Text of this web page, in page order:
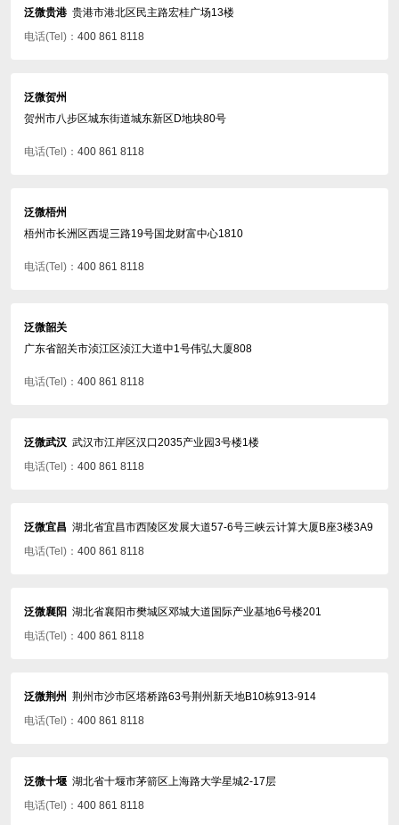
泛微贵港 贵港市港北区民主路宏桂广场13楼
电话(Tel)： 400 861 8118
泛微贺州
贺州市八步区城东街道城东新区D地块80号
电话(Tel)： 400 861 8118
泛微梧州
梧州市长洲区西堤三路19号国龙财富中心1810
电话(Tel)： 400 861 8118
泛微韶关
广东省韶关市浈江区浈江大道中1号伟弘大厦808
电话(Tel)： 400 861 8118
泛微武汉 武汉市江岸区汉口2035产业园3号楼1楼
电话(Tel)： 400 861 8118
泛微宜昌 湖北省宜昌市西陵区发展大道57-6号三峡云计算大厦B座3楼3A9
电话(Tel)： 400 861 8118
泛微襄阳 湖北省襄阳市樊城区邓城大道国际产业基地6号楼201
电话(Tel)： 400 861 8118
泛微荆州 荆州市沙市区塔桥路63号荆州新天地B10栋913-914
电话(Tel)： 400 861 8118
泛微十堰 湖北省十堰市茅箭区上海路大学星城2-17层
电话(Tel)： 400 861 8118